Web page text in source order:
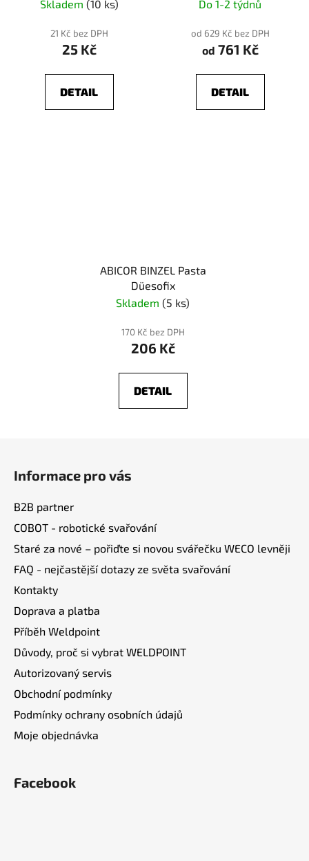
Skladem (10 ks)
21 Kč bez DPH
25 Kč
DETAIL
Do 1-2 týdnů
od 629 Kč bez DPH
od 761 Kč
DETAIL
ABICOR BINZEL Pasta
Düesofix
Skladem (5 ks)
170 Kč bez DPH
206 Kč
DETAIL
Informace pro vás
B2B partner
COBOT - robotické svařování
Staré za nové – pořiďte si novou svářečku WECO levněji
FAQ - nejčastější dotazy ze světa svařování
Kontakty
Doprava a platba
Příběh Weldpoint
Důvody, proč si vybrat WELDPOINT
Autorizovaný servis
Obchodní podmínky
Podmínky ochrany osobních údajů
Moje objednávka
Facebook